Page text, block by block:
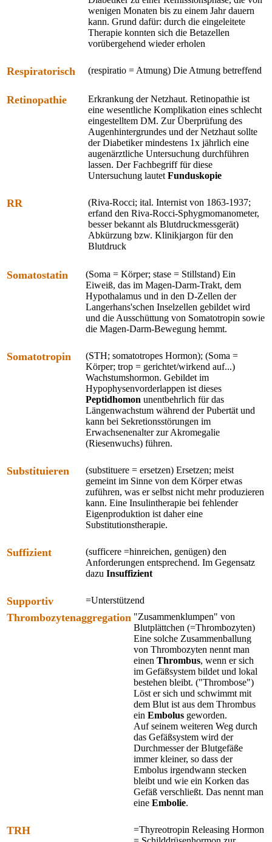
wenigen Monaten bis zu einem Jahr dauern
kann. Grund dafür: durch die eingeleitete
Therapie konnten sich die Betazellen
vorübergehend wieder erholen
Respiratorisch (respiratio = Atmung) Die Atmung betreffend
Retinopathie
Erkrankung der Netzhaut. Retinopathie ist
eine wesentliche Komplikation eines schlecht
eingestelltem DM. Zur Überprüfung des
Augenhintergrundes und der Netzhaut sollte
der Diabetiker mindestens 1x jährlich eine
augenärztliche Untersuchung durchführen
lassen. Der Fachbegriff für diese
Untersuchung lautet Funduskopie
RR
(Riva-Rocci; ital. Internist von 1863-1937;
erfand den Riva-Rocci-Sphygmomanometer,
besser bekannt als Blutdruckmessgerät)
Abkürzung bzw. Klinikjargon für den
Blutdruck
Somatostatin
(Soma = Körper; stase = Stillstand) Ein
Eiweiß, das im Magen-Darm-Trakt, dem
Hypothalamus und in den D-Zellen der
Langerhans'schen Inselzellen gebildet wird
und die Ausschüttung von Somatotropin sowie
die Magen-Darm-Bewegung hemmt.
Somatotropin
(STH; somatotropes Hormon); (Soma =
Körper; trop = gerichtet/wirkend auf...)
Wachstumshormon. Gebildet im
Hypophysenvorderlappen ist dieses
Peptidhomon unentbehrlich für das
Längenwachstum während der Pubertät und
kann bei Sekretionsstörungen im
Erwachsenenalter zur Akromegalie
(Riesenwuchs) führen.
Substituieren
(substituere = ersetzen) Ersetzen; meist
gemeint im Sinne von dem Körper etwas
zuführen, was er selbst nicht mehr produzieren
kann. Eine Insulintherapie bei fehlender
Eigenproduktion ist daher eine
Substitutionstherapie.
Suffizient
(sufficere =hinreichen, genügen) den
Anforderungen entsprechend. Im Gegensatz
dazu Insuffizient
Supportiv =Unterstützend
Thrombozytenaggregation "Zusammenklumpen" von
Blutplättchen (=Thrombozyten)
Eine solche Zusammenballung
von Thrombozyten nennt man
einen Thrombus, wenn er sich
im Gefäßsystem bildet und lokal
bestehen bleibt. ("Thrombose")
Löst er sich und schwimmt mit
dem Blut ist aus dem Thrombus
ein Embolus geworden.
Auf seinem weiteren Weg durch
das Gefäßsystem wird der
Durchmesser der Blutgefäße
immer kleiner, so dass der
Embolus irgendwann stecken
bleibt und wie ein Korken das
Gefäß verschließt. Das nennt man
eine Embolie.
TRH
=Thyreotropin Releasing Hormon